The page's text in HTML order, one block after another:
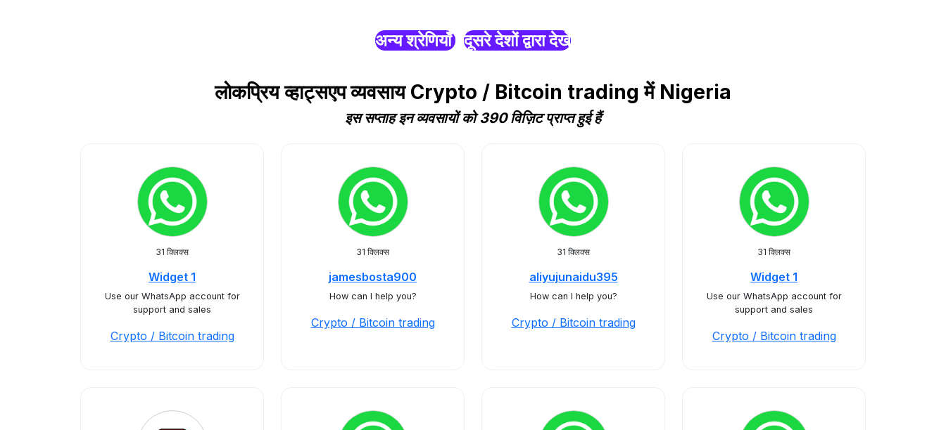
अन्य श्रेणियाँ दूसरे देशों द्वारा देखें
लोकप्रिय व्हाट्सएप व्यवसाय Crypto / Bitcoin trading में Nigeria
इस सप्ताह इन व्यवसायों को 390 विज़िट प्राप्त हुई हैं
31 क्लिक्स
Widget 1
Use our WhatsApp account for
support and sales
Crypto / Bitcoin trading
31 क्लिक्स
jamesbosta900
How can I help you?
Crypto / Bitcoin trading
31 क्लिक्स
aliyujunaidu395
How can I help you?
Crypto / Bitcoin trading
31 क्लिक्स
Widget 1
Use our WhatsApp account for
support and sales
Crypto / Bitcoin trading